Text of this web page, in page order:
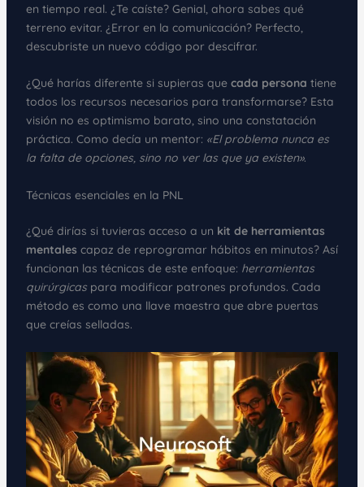
en tiempo real. ¿Te caíste? Genial, ahora sabes qué
terreno evitar. ¿Error en la comunicación? Perfecto,
descubriste un nuevo código por descifrar.
¿Qué harías diferente si supieras que cada persona tiene
todos los recursos necesarios para transformarse? Esta
visión no es optimismo barato, sino una constatación
práctica. Como decía un mentor: «El problema nunca es
la falta de opciones, sino no ver las que ya existen».
Técnicas esenciales en la PNL
¿Qué dirías si tuvieras acceso a un kit de herramientas
mentales capaz de reprogramar hábitos en minutos? Así
funcionan las técnicas de este enfoque: herramientas
quirúrgicaspara modificar patrones profundos. Cada
método es como una llave maestra que abre puertas
que creías selladas.